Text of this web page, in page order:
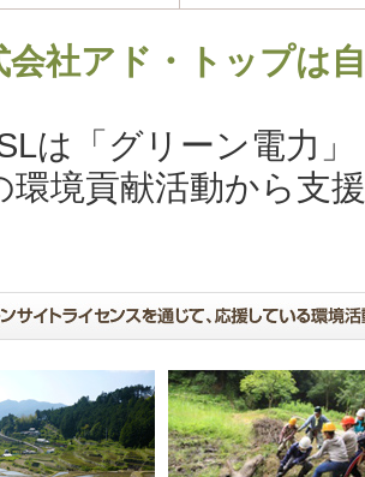
会社アド・トップは
は「グリーン電力
環境貢献活動から支